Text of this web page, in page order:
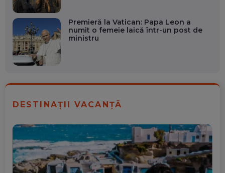
Premieră la Vatican: Papa Leon a
numit o femeie laică într-un post de
ministru
DESTINAȚII VACANȚĂ